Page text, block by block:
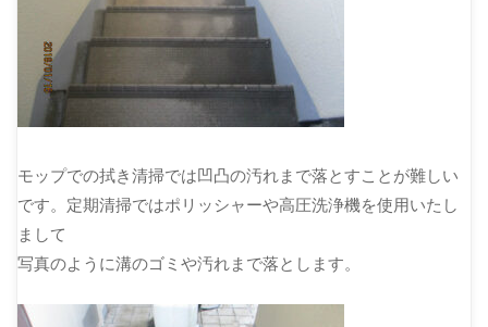
モップでの拭き清掃では凹凸の汚れまで落とすことが難しい
です。定期清掃ではポリッシャーや高圧洗浄機を使用いたし
まして
写真のように溝のゴミや汚れまで落とします。